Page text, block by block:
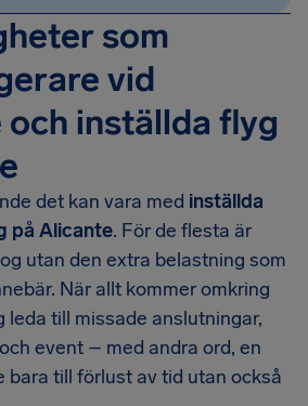
som
vid
inställda flyg
det kan vara med inställda
på Alicante. För de flesta är
utan den extra belastning som
När allt kommer omkring
leda till missade anslutningar,
event – med andra ord, en
bara till förlust av tid utan också